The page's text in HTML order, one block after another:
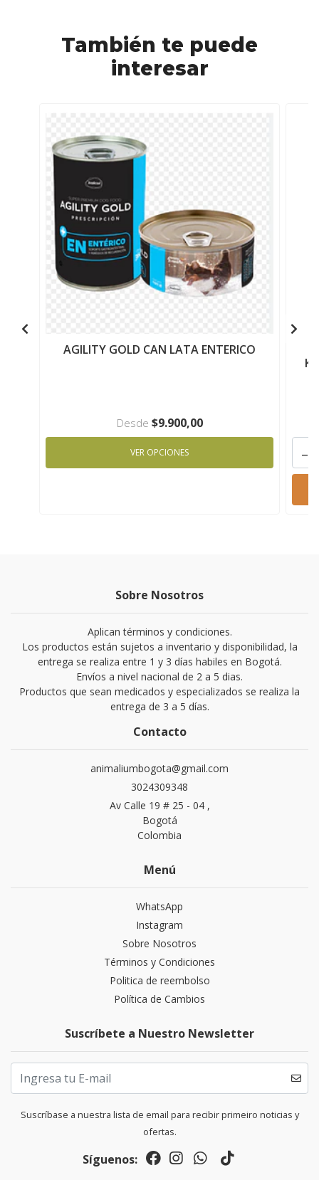
También te puede
interesar
AGILITY GOLD CAN LATA ENTERICO
Desde $9.900,00
VER OPCIONES -
Sobre Nosotros
Aplican términos y condiciones.
Los productos están sujetos a inventario y disponibilidad, la
entrega se realiza entre 1 y 3 días habiles en Bogotá.
Envíos a nivel nacional de 2 a 5 dias.
Productos que sean medicados y especializados se realiza la
entrega de 3 a 5 días.
Contacto
animaliumbogota@gmail.com
3024309348
Av Calle 19 # 25 - 04 ,
Bogotá
Colombia
Menú
WhatsApp
Instagram
Sobre Nosotros
Términos y Condiciones
Politica de reembolso
Política de Cambios
Suscríbete a Nuestro Newsletter
Suscríbase a nuestra lista de email para recibir primeiro noticias y
ofertas.
Síguenos: